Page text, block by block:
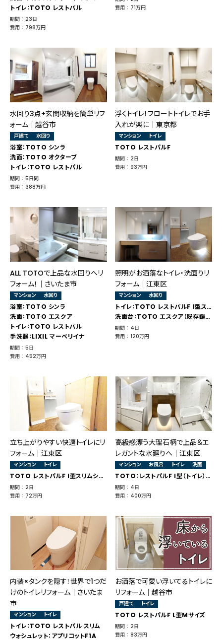
トイレ：TOTO レストパル
期間 ： 23日
費用 ： 798万円
費用 ： 71万円
水回り3点+玄関収納を簡単リフ
ォーム｜越谷市
戸建て 水回り
浴室：TOTO シンラ
洗面：TOTO オクターブ
トイレ：TOTO レストパル
期間 ： 5日間
費用 ： 388万円
浮くトイレ！フロートトイレでお手
入れが楽に｜東京都
マンション トイレ
TOTO レストパルF
期間 ： 2日
費用 ： 93万円
ALL TOTOで上品な水回りへリ
フォーム！｜さいたま市
マンション 水回り
浴室：TOTO シンラ
洗面：TOTO エスクア
トイレ：TOTO レストパル
手洗器：LIXIL マーベリイナ
期間 ： 5日
費用 ： 452万円
照明がお洒落なトイレ・洗面りリ
フォーム｜江東区
マンション 水回り
トイレ：TOTO レストパルF I型スリムシリーズ
洗面台：TOTO エスクア（既存鏡再利用）
期間 ： 4日
費用 ： 120万円
立ち上がりやすい快適トイレにリ
フォーム｜江東区
マンション トイレ
TOTO レストパルF I型スリムシリーズ
期間 ： 2日
費用 ： 72万円
高級感漂う大理石柄で上品＆エ
レガントな水廻りへ｜江東区
マンション お風呂 トイレ 洗面
TOTO：レストパルF I型（トイレ）・タカラスタンダード：伸びの美浴室（浴室）・エリーナ（洗面）・ティモニ（トイレ手洗器）
期間 ： 4日
費用 ： 400万円
内装×タンクを隠す！世界で1つだ
けのトイレリフォーム｜さいたま
市
マンション トイレ
トイレ：TOTO レストパル スリム
ウォシュレット：アプリコットF1A
お洒落で可愛い浮いてるトイレに
リフォーム｜越谷市
戸建て トイレ
TOTO レストパルF L型Mサイズ
期間 ： 2日
費用 ： 83万円